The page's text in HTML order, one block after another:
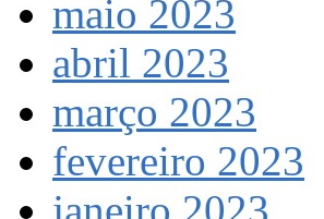
maio 2023
abril 2023
março 2023
fevereiro 2023
janeiro 2023